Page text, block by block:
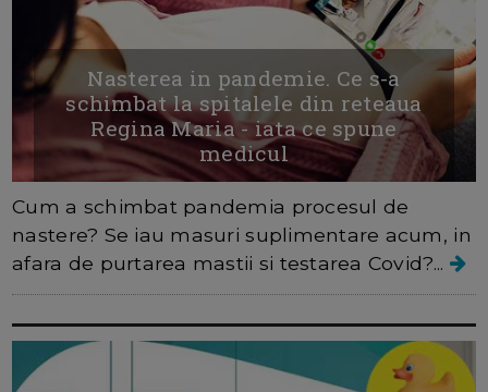
Nasterea in pandemie. Ce s-a
schimbat la spitalele din reteaua
Regina Maria - iata ce spune
medicul
Cum a schimbat pandemia procesul de
nastere? Se iau masuri suplimentare acum, in
afara de purtarea mastii si testarea Covid?...